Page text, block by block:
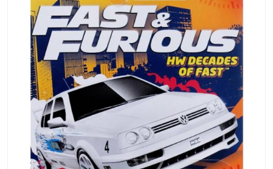
1/18 HOT WHEELS
1/18 JADA TOYS
1/18 KK Scale
1/18 MAİSTO
1/18 MCG
1/18 MİNİCHAMPS